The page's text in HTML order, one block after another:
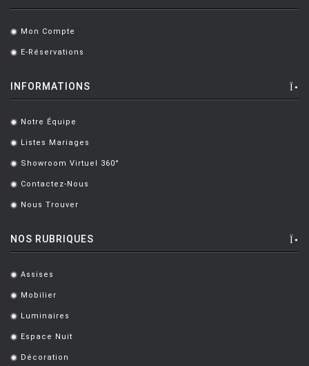
BENNO Vinatzer
BERTHIER Marc [3]
BERTI Enzo
BEY JURGEN
BORTOLANI Fabio [4]
BOTTA Mario
BOTTIN Valerio
. Mon Compte
. E-Réservations
INFORMATIONS
. Notre Équipe
. Listes Mariages
. Showroom Virtuel 360°
. Contactez-Nous
. Nous Trouver
NOS RUBRIQUES
. Assises
. Mobilier
. Luminaires
. Espace Nuit
. Décoration